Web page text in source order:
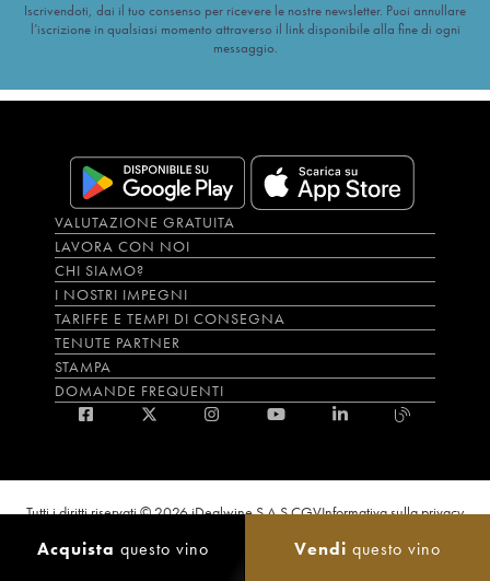
Acquista questo vino Vendi questo vino
Iscrivendoti, dai il tuo consenso per ricevere le nostre newsletter. Puoi annullare
l’iscrizione in qualsiasi momento attraverso il link disponibile alla fine di ogni
messaggio.
VALUTAZIONE GRATUITA
LAVORA CON NOI
CHI SIAMO?
I NOSTRI IMPEGNI
TARIFFE E TEMPI DI CONSEGNA
TENUTE PARTNER
STAMPA
DOMANDE FREQUENTI
Tutti i diritti riservati © 2026 iDealwine S.A.S.CGVInformativa sulla privacy
sito e dei servizi annessi è riservato solo agli utenti maggiorenni.